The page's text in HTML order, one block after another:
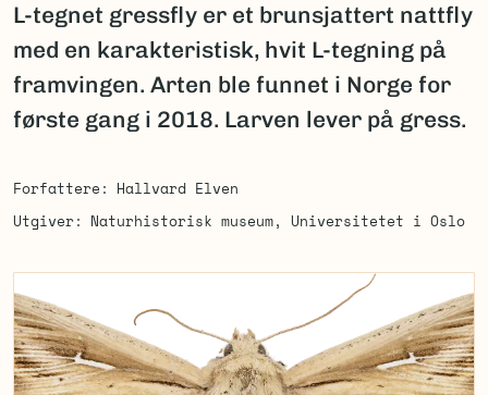
L-tegnet gressfly er et brunsjattert nattfly
med en karakteristisk, hvit L-tegning på
framvingen. Arten ble funnet i Norge for
første gang i 2018. Larven lever på gress.
Forfattere
Hallvard Elven
Utgiver
Naturhistorisk museum, Universitetet i Oslo